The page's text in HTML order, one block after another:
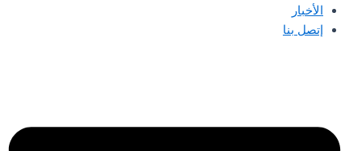
الأخبار
إتصل بنا